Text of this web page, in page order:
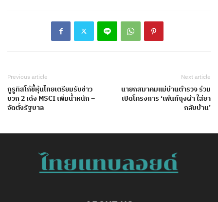
Previous article
กูรูทิสโก้ชี้หุ้นไทยเตรียมรับข่าว
บวก 2 เด้ง MSCI เพิ่มน้ำหนัก –
จัดตั้งรัฐบาล
Next article
นายกสมาคมแม่บ้านตำรวจ ร่วม
เปิดโครงการ ‘เพ้นท์ถุงผ้า ใส่ยา
กลับบ้าน’